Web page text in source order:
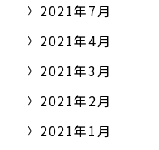
2021年7月
2021年4月
2021年3月
2021年2月
2021年1月